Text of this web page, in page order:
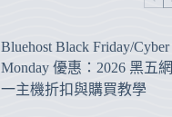
Bluehost Black Friday/Cyber
Monday 優惠：2026 黑五網
一主機折扣與購買教學